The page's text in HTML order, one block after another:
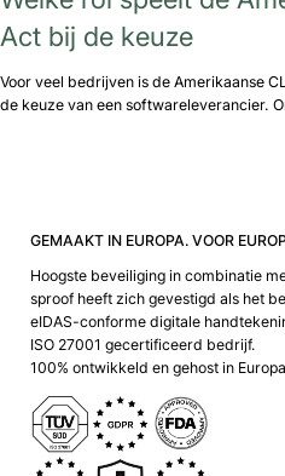
Act bij de keuze
Voor veel bedrijven is de Amerikaanse
de keuze van een softwareleverancier.
GEMAAKT IN EUROPA. VOOR
Hoogste beveiliging in combinatie
sproof heeft zich gevestigd als het
eIDAS-conforme digitale
ISO 27001 gecertificeerd bedrijf.
100% ontwikkeld en gehost in